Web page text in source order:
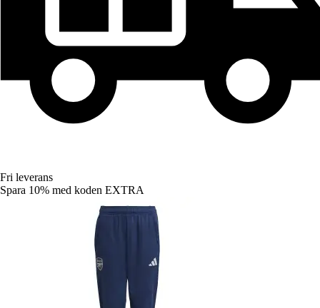
Fri leverans
Spara 10% med koden EXTRA